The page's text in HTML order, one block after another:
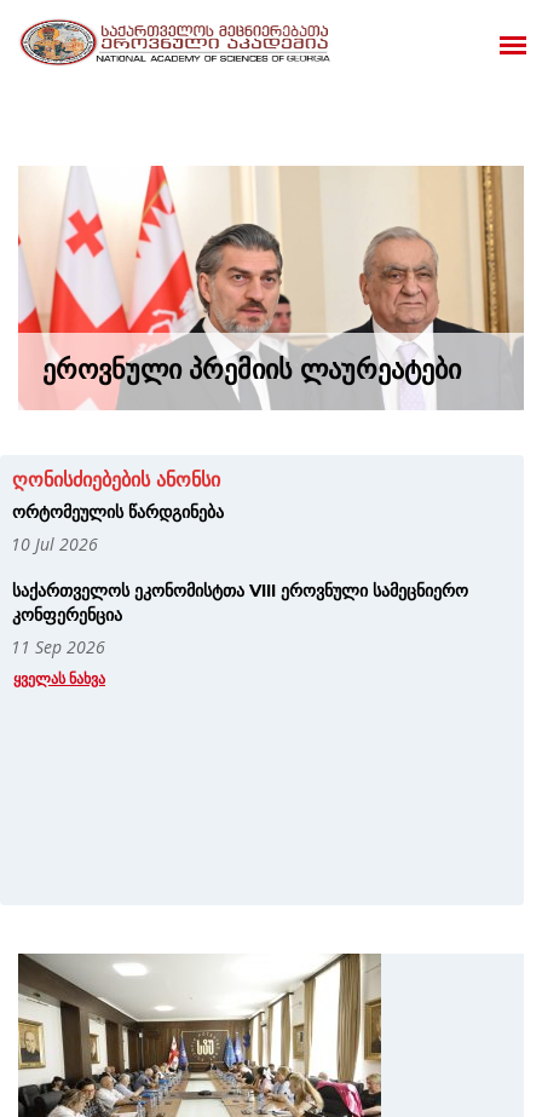
ᲔᲠᲝᲕᲜᲣᲚᲘ ᲞᲠᲔᲛᲘᲘᲡ ᲚᲐᲣᲠᲔᲐᲢᲔᲑᲘ
ღონისძიებების ანონსი
ორტომეულის წარდგინება
10 Jul 2026
საქართველოს ეკონომისტთა VIII ეროვნული სამეცნიერო
კონფერენცია
11 Sep 2026
ᲧᲕᲔᲚᲐᲡ ᲜᲐᲮᲕᲐ